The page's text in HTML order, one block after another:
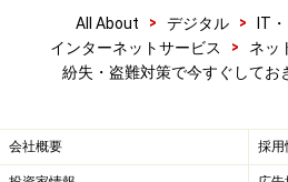
今ある場所を表示する他、着信
らす「着信音を鳴らす」、端末
All About > デジタル > IT
インターネットサービス
> ネッ
紛失・盗難対策で今すぐしてお
会社概要 採用